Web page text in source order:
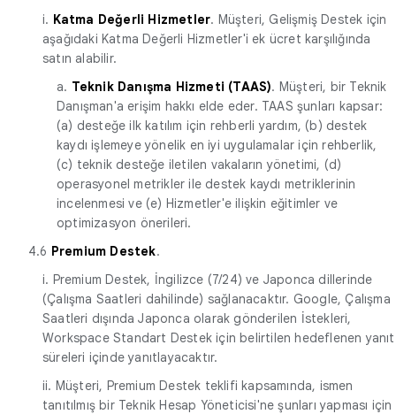
i. Katma Değerli Hizmetler. Müşteri, Gelişmiş Destek için
aşağıdaki Katma Değerli Hizmetler'i ek ücret karşılığında
satın alabilir.
a. Teknik Danışma Hizmeti (TAAS). Müşteri, bir Teknik
Danışman'a erişim hakkı elde eder. TAAS şunları kapsar:
(a) desteğe ilk katılım için rehberli yardım, (b) destek
kaydı işlemeye yönelik en iyi uygulamalar için rehberlik,
(c) teknik desteğe iletilen vakaların yönetimi, (d)
operasyonel metrikler ile destek kaydı metriklerinin
incelenmesi ve (e) Hizmetler'e ilişkin eğitimler ve
optimizasyon önerileri.
4.6 Premium Destek.
i. Premium Destek, İngilizce (7/24) ve Japonca dillerinde
(Çalışma Saatleri dahilinde) sağlanacaktır. Google, Çalışma
Saatleri dışında Japonca olarak gönderilen İstekleri,
Workspace Standart Destek için belirtilen hedeflenen yanıt
süreleri içinde yanıtlayacaktır.
ii. Müşteri, Premium Destek teklifi kapsamında, ismen
tanıtılmış bir Teknik Hesap Yöneticisi'ne şunları yapması için